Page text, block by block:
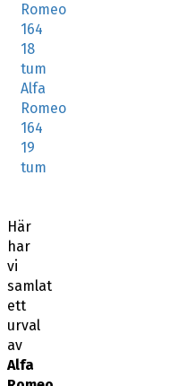
Romeo
164
18
tum
Alfa
Romeo
164
19
tum
Här
har
vi
samlat
ett
urval
av
Alfa